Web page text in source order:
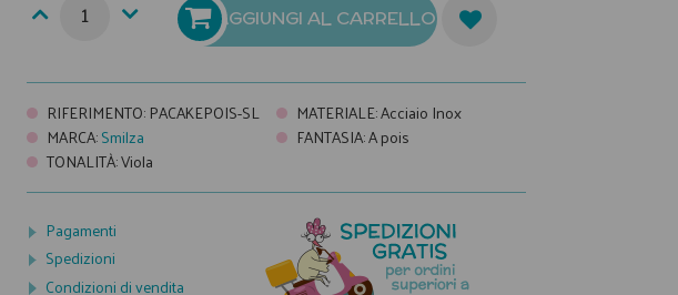
AGGIUNGI AL CARRELLO
RIFERIMENTO: PACAKEPOIS-SL MATERIALE:Acciaio Inox
MARCA:Smilza FANTASIA:A pois
TONALITÀ:Viola
Pagamenti
Spedizioni
Condizioni di vendita